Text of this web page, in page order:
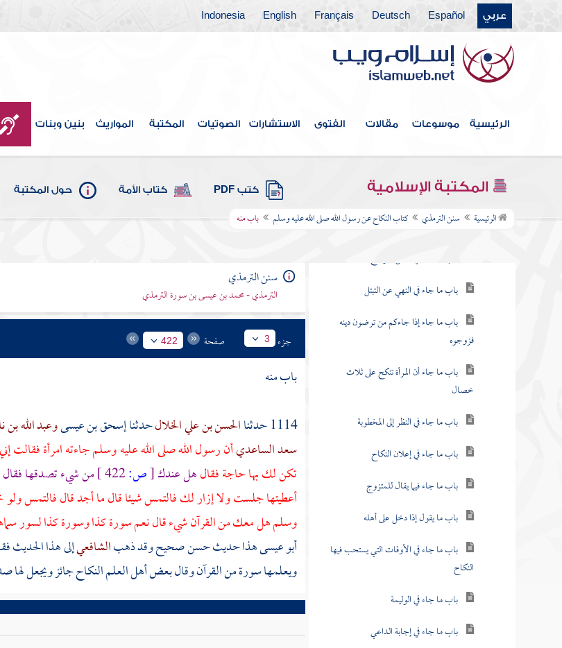
عربي Español
Deutsch
Français
English
Indonesia
الرئيسية موسوعات مقالات الفتوى الاستشارات الصوتيات المكتبة المواريث بنين وبنات
المكتبة الإسلامية كتب PDF كتاب الأمة حول المكتبة
الرئيسية سنن الترمذي كتاب النكاح عن رسول الله صلى الله عليه وسلم باب منه
أبواب السفر
كتاب الزكاة عن رسول الله صلى الله عليه
وسلم
كتاب الصوم عن رسول الله صلى الله عليه
كتاب الحج عن رسول الله صلى الله عليه وسلم
وسلم
كتاب النكاح عن رسول الله صلى الله عليه
باب ما جاء في فضل التزويج والحث عليه
باب ما جاء في النهي عن التبتل
باب ما جاء إذا جاءكم من ترضون دينه
فزوجوه
باب ما جاء أن المرأة تنكح على ثلاث
خصال
باب ما جاء في النظر إلى المخطوبة
باب ما جاء في إعلان النكاح
باب ما جاء فيما يقال للمتزوج
باب ما يقول إذا دخل على أهله
باب ما جاء في الأوقات التي يستحب فيها
النكاح
باب ما جاء في الوليمة
باب ما جاء في إجابة الداعي
سنن الترمذي
الترمذي - محمد بن عيسى بن سورة الترمذي
جزء 3 صفحة 422
باب منه
1114 حدثنا
الحسن بن علي الخلالحدثناإسحق بن عيسىوعبد الله بن
سعد الساعديأن رسول الله صلى الله عليه وسلم جاءته امرأة
تكن لك بها حاجة فقالهل عندك[ص: من شيء تصدقها فقال
أعطيتها جلست ولا إزار لك فالتمس شيئا قال ما أجد قال فالتمس ولو
وسلم هل معك من القرآن شيء قال نعم سورة كذا وسورة كذا لسور
أبو عيسى هذا حديث حسن صحيح وقد ذهبالشافعيإلى هذا الحديث
ويعلمها سورة من القرآن وقال بعض أهل العلم النكاح جائز ويجعل لها